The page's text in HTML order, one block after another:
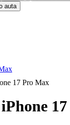
auta
17 Pro Max